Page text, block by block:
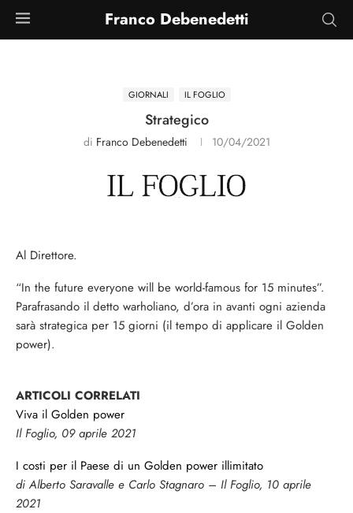
Franco Debenedetti
GIORNALI IL FOGLIO
Strategico
di Franco Debenedetti 10/04/2021
Al Direttore.
“In the future everyone will be world-famous for 15 minutes”.
Parafrasando il detto warholiano, d’ora in avanti ogni azienda
sarà strategica per 15 giorni (il tempo di applicare il Golden
power).
ARTICOLI CORRELATI
Viva il Golden power
Il Foglio, 09 aprile 2021
I costi per il Paese di un Golden power illimitato
di Alberto Saravalle e Carlo Stagnaro – Il Foglio, 10 aprile
2021